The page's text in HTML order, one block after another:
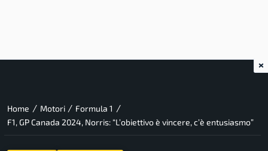
Home / Motori / Formula 1 /
F1, GP Canada 2024, Norris: “L’obiettivo è vincere, c’è entusiasmo”
×